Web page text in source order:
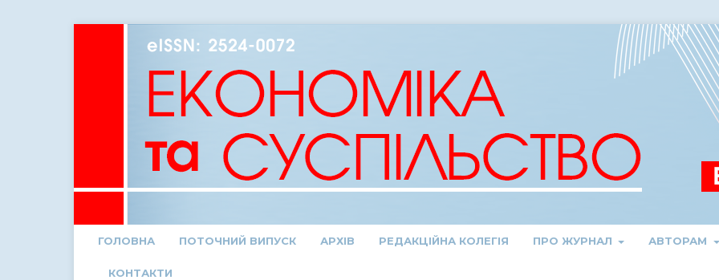
ГОЛОВНА ПОТОЧНИЙ ВИПУСК АРХІВ РЕДАКЦІЙНА КОЛЕГІЯ ПРО ЖУРНАЛ АВТОРАМ
КОНТАКТИ